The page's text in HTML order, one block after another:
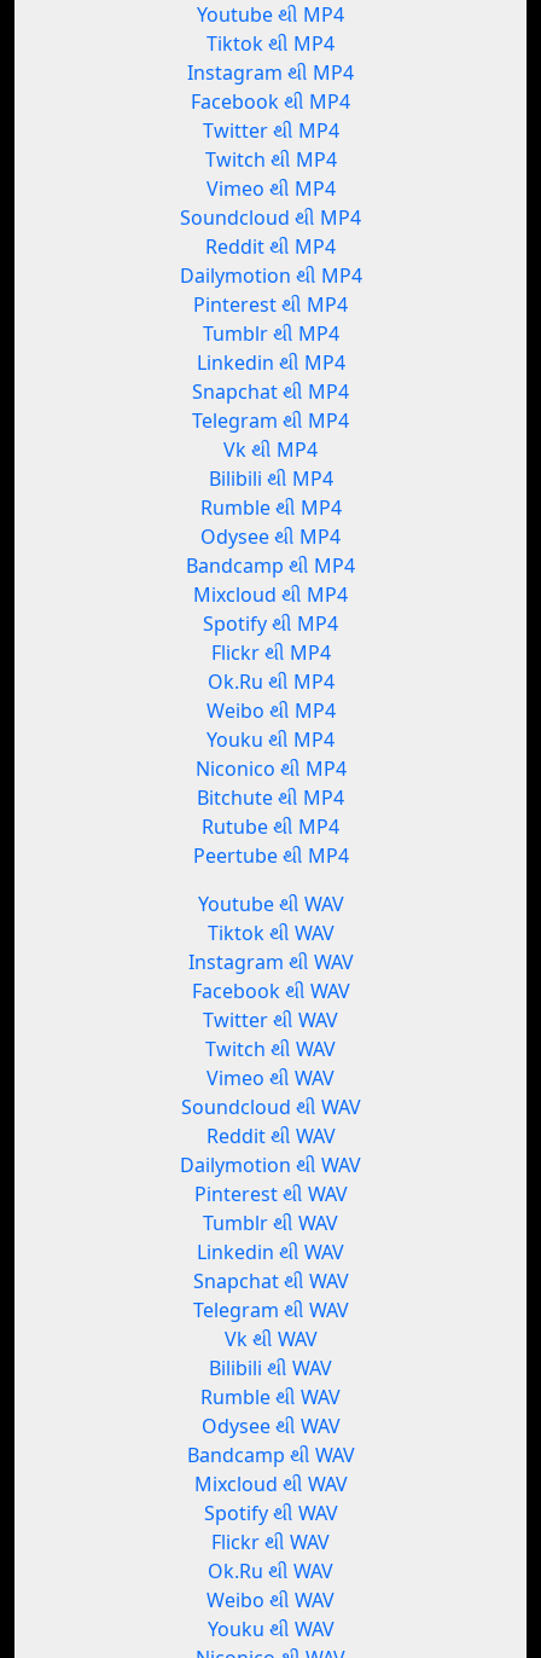
Youtube થી MP4
Tiktok થી MP4
Instagram થી MP4
Facebook થી MP4
Twitter થી MP4
Twitch થી MP4
Vimeo થી MP4
Soundcloud થી MP4
Reddit થી MP4
Dailymotion થી MP4
Pinterest થી MP4
Tumblr થી MP4
Linkedin થી MP4
Snapchat થી MP4
Telegram થી MP4
Vk થી MP4
Bilibili થી MP4
Rumble થી MP4
Odysee થી MP4
Bandcamp થી MP4
Mixcloud થી MP4
Spotify થી MP4
Flickr થી MP4
Ok.Ru થી MP4
Weibo થી MP4
Youku થી MP4
Niconico થી MP4
Bitchute થી MP4
Rutube થી MP4
Peertube થી MP4
Youtube થી WAV
Tiktok થી WAV
Instagram થી WAV
Facebook થી WAV
Twitter થી WAV
Twitch થી WAV
Vimeo થી WAV
Soundcloud થી WAV
Reddit થી WAV
Dailymotion થી WAV
Pinterest થી WAV
Tumblr થી WAV
Linkedin થી WAV
Snapchat થી WAV
Telegram થી WAV
Vk થી WAV
Bilibili થી WAV
Rumble થી WAV
Odysee થી WAV
Bandcamp થી WAV
Mixcloud થી WAV
Spotify થી WAV
Flickr થી WAV
Ok.Ru થી WAV
Weibo થી WAV
Youku થી WAV